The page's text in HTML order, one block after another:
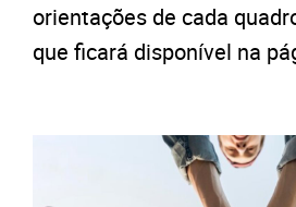
orientações de cada
que ficará disponível na